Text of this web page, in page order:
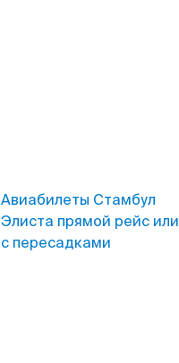
Авиабилеты Стамбул
Элиста прямой рейс или
с пересадками